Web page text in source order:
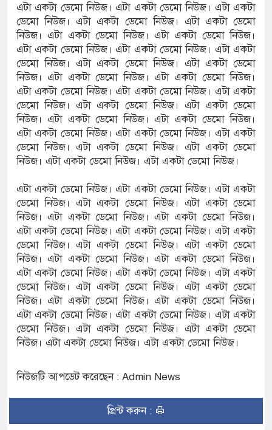
এটা একটা ডেমো নিউজ। এটা একটা ডেমো নিউজ। এটা একটা
ডেমো নিউজ। এটা একটা ডেমো নিউজ। এটা একটা ডেমো
নিউজ। এটা একটা ডেমো নিউজ। এটা একটা ডেমো নিউজ।
এটা একটা ডেমো নিউজ। এটা একটা ডেমো নিউজ। এটা একটা
ডেমো নিউজ। এটা একটা ডেমো নিউজ। এটা একটা ডেমো
নিউজ। এটা একটা ডেমো নিউজ। এটা একটা ডেমো নিউজ।
এটা একটা ডেমো নিউজ। এটা একটা ডেমো নিউজ। এটা একটা
ডেমো নিউজ। এটা একটা ডেমো নিউজ। এটা একটা ডেমো
নিউজ। এটা একটা ডেমো নিউজ। এটা একটা ডেমো নিউজ।
এটা একটা ডেমো নিউজ। এটা একটা ডেমো নিউজ। এটা একটা
ডেমো নিউজ। এটা একটা ডেমো নিউজ। এটা একটা ডেমো
নিউজ। এটা একটা ডেমো নিউজ। এটা একটা ডেমো নিউজ।
এটা একটা ডেমো নিউজ। এটা একটা ডেমো নিউজ। এটা একটা
ডেমো নিউজ। এটা একটা ডেমো নিউজ। এটা একটা ডেমো
নিউজ। এটা একটা ডেমো নিউজ। এটা একটা ডেমো নিউজ।
এটা একটা ডেমো নিউজ। এটা একটা ডেমো নিউজ। এটা একটা
ডেমো নিউজ। এটা একটা ডেমো নিউজ। এটা একটা ডেমো
নিউজ। এটা একটা ডেমো নিউজ। এটা একটা ডেমো নিউজ।
এটা একটা ডেমো নিউজ। এটা একটা ডেমো নিউজ। এটা একটা
ডেমো নিউজ। এটা একটা ডেমো নিউজ। এটা একটা ডেমো
নিউজ। এটা একটা ডেমো নিউজ। এটা একটা ডেমো নিউজ।
এটা একটা ডেমো নিউজ। এটা একটা ডেমো নিউজ। এটা একটা
ডেমো নিউজ। এটা একটা ডেমো নিউজ। এটা একটা ডেমো
নিউজ। এটা একটা ডেমো নিউজ। এটা একটা ডেমো নিউজ।
নিউজটি আপডেট করেছেন : Admin News
প্রিন্ট করুন :